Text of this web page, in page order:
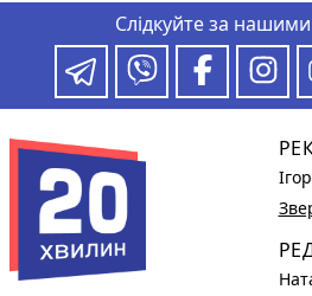
Слідкуйте за